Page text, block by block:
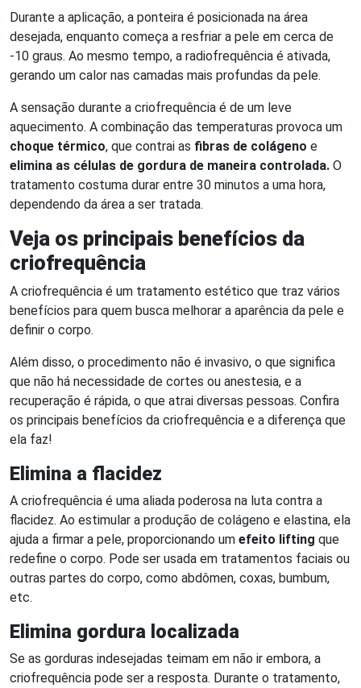
Durante a aplicação, a ponteira é posicionada na área
desejada, enquanto começa a resfriar a pele em cerca de
-10 graus. Ao mesmo tempo, a radiofrequência é ativada,
gerando um calor nas camadas mais profundas da pele.
A sensação durante a criofrequência é de um leve
aquecimento. A combinação das temperaturas provoca um
choque térmico, que contrai as fibras de colágeno e
elimina as células de gordura de maneira controlada. O
tratamento costuma durar entre 30 minutos a uma hora,
dependendo da área a ser tratada.
Veja os principais benefícios da
criofrequência
A criofrequência é um tratamento estético que traz vários
benefícios para quem busca melhorar a aparência da pele e
definir o corpo.
Além disso, o procedimento não é invasivo, o que significa
que não há necessidade de cortes ou anestesia, e a
recuperação é rápida, o que atrai diversas pessoas. Confira
os principais benefícios da criofrequência e a diferença que
ela faz!
Elimina a flacidez
A criofrequência é uma aliada poderosa na luta contra a
flacidez. Ao estimular a produção de colágeno e elastina, ela
ajuda a firmar a pele, proporcionando um efeito lifting que
redefine o corpo. Pode ser usada em tratamentos faciais ou
outras partes do corpo, como abdômen, coxas, bumbum,
etc.
Elimina gordura localizada
Se as gorduras indesejadas teimam em não ir embora, a
criofrequência pode ser a resposta. Durante o tratamento,